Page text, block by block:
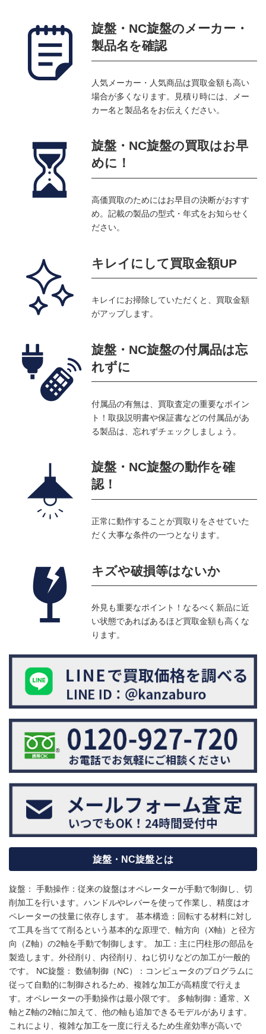
旋盤・NC旋盤のメーカー・
製品名を確認
人気メーカー・人気商品は買取金額も高い
場合が多くなります。見積り時には、メー
カー名と製品名をお伝えください。
旋盤・NC旋盤の買取はお早
めに！
高価買取のためにはお早目の決断がおすす
め。記載の製品の型式・年式をお知らせく
ださい。
キレイにして買取金額UP
キレイにお掃除していただくと、買取金額
がアップします。
旋盤・NC旋盤の付属品は忘
れずに
付属品の有無は、買取査定の重要なポイン
ト！取扱説明書や保証書などの付属品があ
る製品は、忘れずチェックしましょう。
旋盤・NC旋盤の動作を確
認！
正常に動作することが買取りをさせていた
だく大事な条件の一つとなります。
キズや破損等はないか
外見も重要なポイント！なるべく新品に近
い状態であればあるほど買取金額も高くな
ります。
旋盤・NC旋盤とは
旋盤： 手動操作：従来の旋盤はオペレーターが手動で制御し、切
削加工を行います。ハンドルやレバーを使って作業し、精度はオ
ペレーターの技量に依存します。 基本構造：回転する材料に対し
て工具を当てて削るという基本的な原理で、軸方向（X軸）と径方
向（Z軸）の2軸を手動で制御します。 加工：主に円柱形の部品を
製造します。外径削り、内径削り、ねじ切りなどの加工が一般的
です。 NC旋盤： 数値制御（NC）：コンピュータのプログラムに
従って自動的に制御されるため、複雑な加工が高精度で行えま
す。オペレーターの手動操作は最小限です。 多軸制御：通常、X
軸とZ軸の2軸に加えて、他の軸も追加できるモデルがあります。
これにより、複雑な加工を一度に行えるため生産効率が高いで